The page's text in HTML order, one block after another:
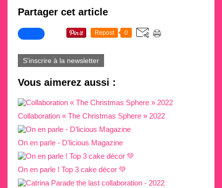
Partager cet article
Repost 0
S'inscrire à la newsletter
Vous aimerez aussi :
Collaboration « The Christmas Sphere » 2022
On en parle - D’licious Magazine
On en parle ! Top 3 cake décor 💚